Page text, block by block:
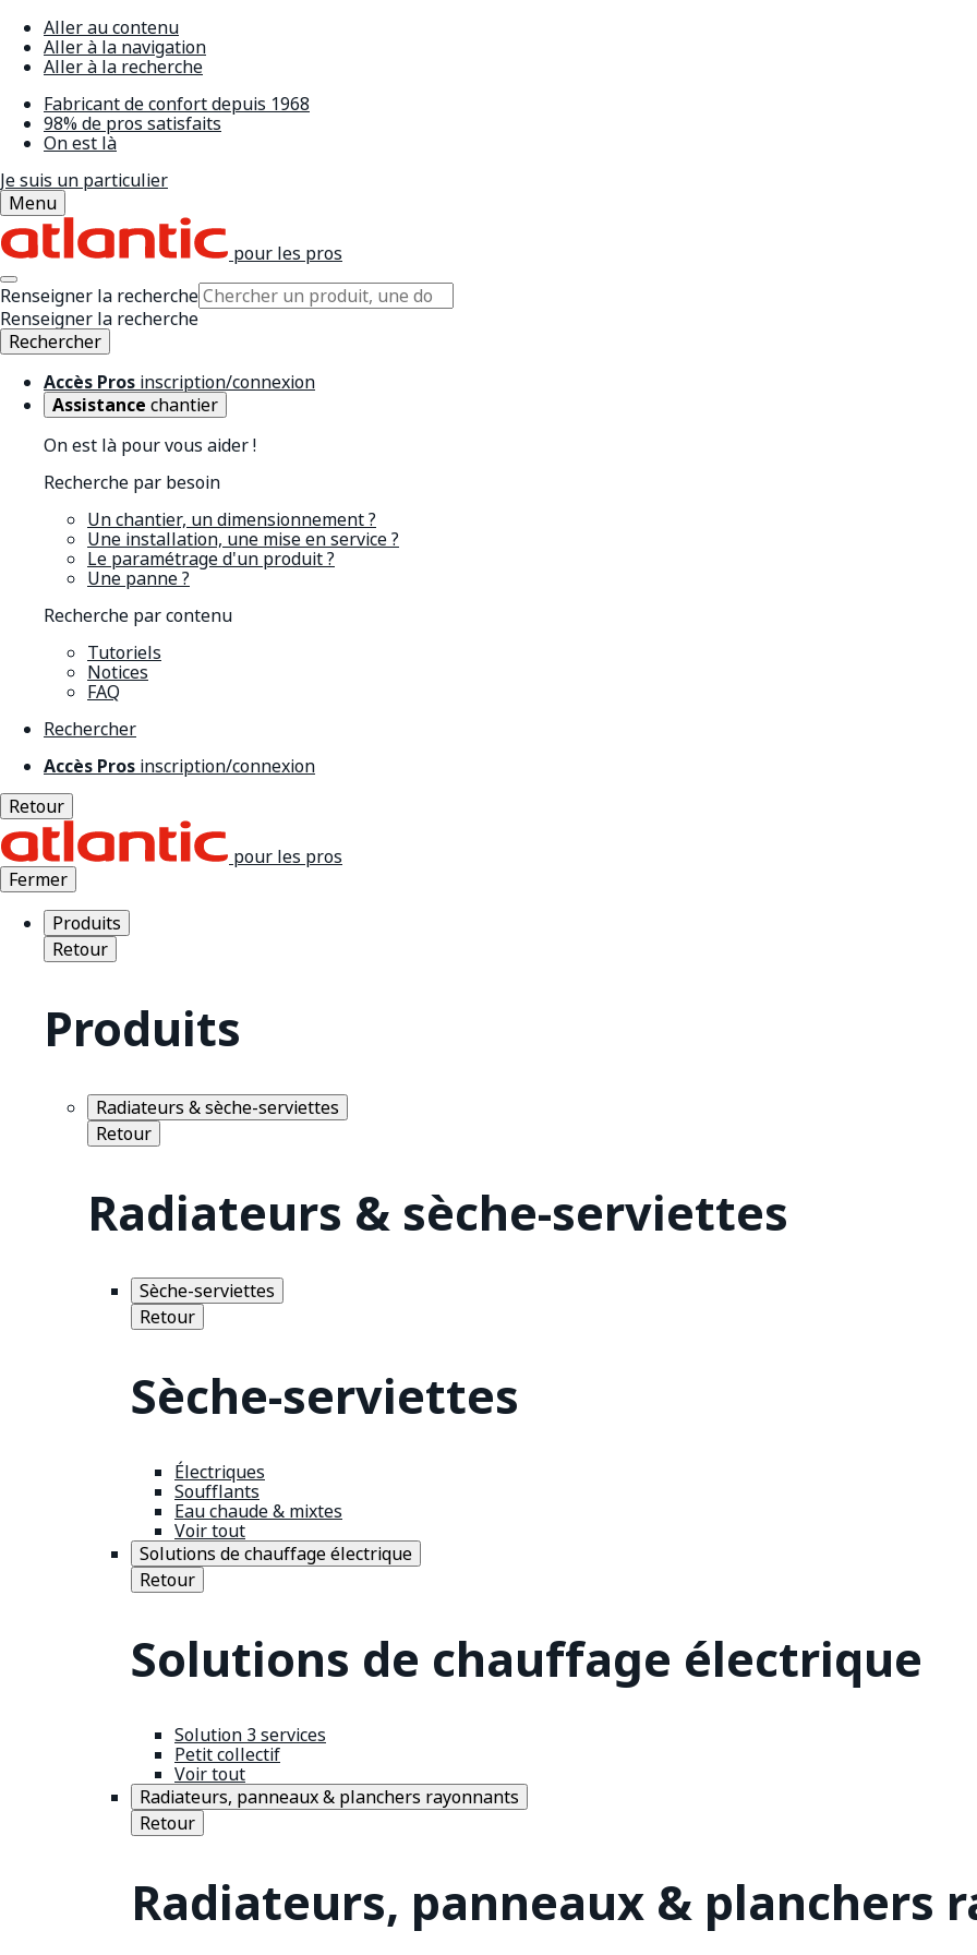
Aller au contenu
Aller à la navigation
Aller à la recherche
Fabricant de confort depuis 1968
98% de pros satisfaits
On est là
Je suis un particulier
Menu
pour les pros
Renseigner la recherche
Renseigner la recherche
Rechercher
Accès Pros inscription/connexion
Assistance chantier
On est là pour vous aider !
Recherche par besoin
Un chantier, un dimensionnement ?
Une installation, une mise en service ?
Le paramétrage d'un produit ?
Une panne ?
Recherche par contenu
Tutoriels
Notices
FAQ
Rechercher
Accès Pros inscription/connexion
Retour
pour les pros
Fermer
Produits
Retour
Produits
Radiateurs & sèche-serviettes
Retour
Radiateurs & sèche-serviettes
Sèche-serviettes
Retour
Sèche-serviettes
Électriques
Soufflants
Eau chaude & mixtes
Voir tout
Solutions de chauffage électrique
Retour
Solutions de chauffage électrique
Solution 3 services
Petit collectif
Voir tout
Radiateurs, panneaux & planchers rayonnants
Retour
Radiateurs, panneaux & planchers